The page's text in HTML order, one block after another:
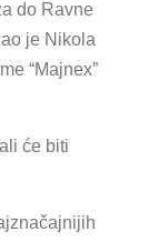
do Ravne
je Nikola
“Majnex”
će biti